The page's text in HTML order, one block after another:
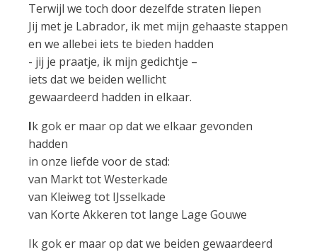
Terwijl we toch door dezelfde straten liepen
Jij met je Labrador, ik met mijn gehaaste stappen
en we allebei iets te bieden hadden
- jij je praatje, ik mijn gedichtje –
iets dat we beiden wellicht
gewaardeerd hadden in elkaar.
Ik gok er maar op dat we elkaar gevonden
hadden
in onze liefde voor de stad:
van Markt tot Westerkade
van Kleiweg tot IJsselkade
van Korte Akkeren tot lange Lage Gouwe
Ik gok er maar op dat we beiden gewaardeerd